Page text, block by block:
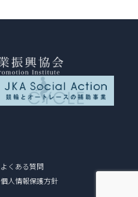
よくある質問
個人情報保護方針